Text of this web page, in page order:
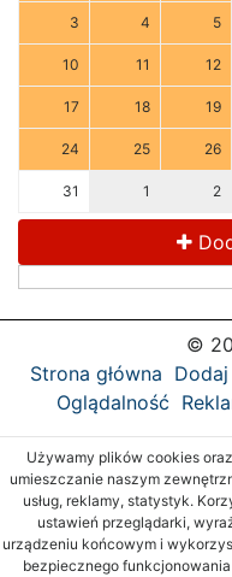
3 4 5
10 11 12
17 18 19
24 25 26
31 1 2
©
Strona główna
Oglądalność
Używamy plików cookies
umieszczanie naszym
usług, reklamy, statystyk.
ustawień przeglądarki,
urządzeniu końcowym i
bezpiecznego